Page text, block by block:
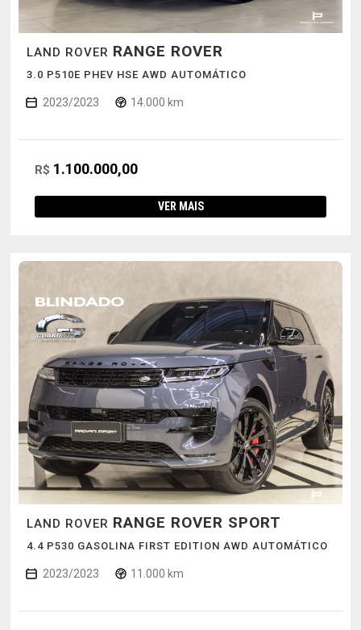
LAND ROVER RANGE ROVER
3.0 P510E PHEV HSE AWD AUTOMÁTICO
2023/2023 14.000 km
R$ 1.100.000,00
VER MAIS
LAND ROVER RANGE ROVER SPORT
4.4 P530 GASOLINA FIRST EDITION AWD AUTOMÁTICO
2023/2023 11.000 km